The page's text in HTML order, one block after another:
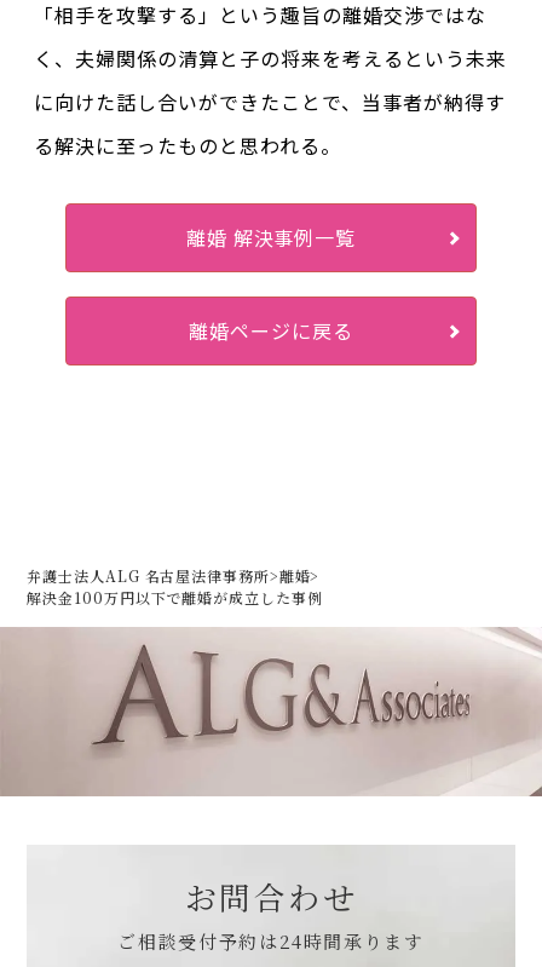
「相手を攻撃する」という趣旨の離婚交渉ではな
く、夫婦関係の清算と子の将来を考えるという未来
に向けた話し合いができたことで、当事者が納得す
る解決に至ったものと思われる。
離婚 解決事例一覧
離婚ページに戻る
弁護士法人ALG 名古屋法律事務所>離婚>
解決金100万円以下で離婚が成立した事例
お問合わせ
ご相談受付予約は24時間承ります